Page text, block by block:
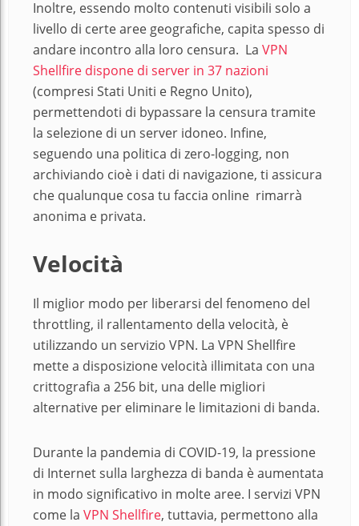
Inoltre, essendo molto contenuti visibili solo a
livello di certe aree geografiche, capita spesso di
andare incontro alla loro censura. La VPN
Shellfire dispone di server in 37 nazioni
(compresi Stati Uniti e Regno Unito),
permettendoti di bypassare la censura tramite
la selezione di un server idoneo. Infine,
seguendo una politica di zero-logging, non
archiviando cioè i dati di navigazione, ti assicura
che qualunque cosa tu faccia online rimarrà
anonima e privata.
Velocità
Il miglior modo per liberarsi del fenomeno del
throttling, il rallentamento della velocità, è
utilizzando un servizio VPN. La VPN Shellfire
mette a disposizione velocità illimitata con una
crittografia a 256 bit, una delle migliori
alternative per eliminare le limitazioni di banda.
Durante la pandemia di COVID-19, la pressione
di Internet sulla larghezza di banda è aumentata
in modo significativo in molte aree. I servizi VPN
come la VPN Shellfire, tuttavia, permettono alla